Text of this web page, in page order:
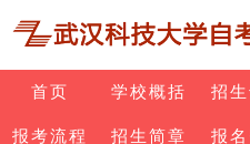
首页 学校概括 招
报考流程 招生简章 报